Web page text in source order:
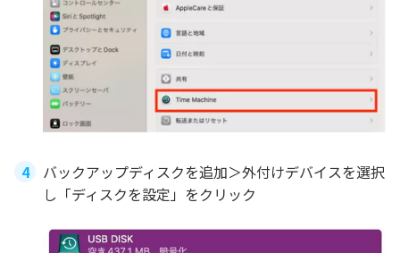
バックアップディスクを追加＞外付けデバイスを選択
し「ディスクを設定」をクリック